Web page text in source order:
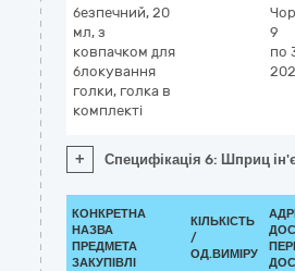
безпечний, 20
мл, з
ковпачком для
блокування
голки, голка в
комплекті
9
по
+ Специфікація 6: Шприц
КОНКРЕТНА
НАЗВА
ПРЕДМЕТА
ЗАКУПІВЛІ
КІЛЬКІСТЬ
/
ОД.ВИМІРУ